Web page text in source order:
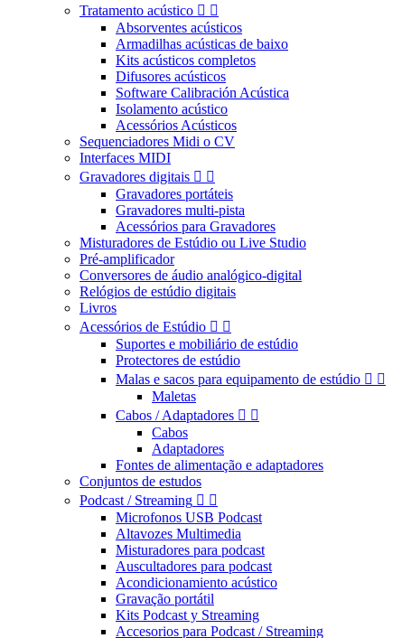
Tratamento acústico  
Absorventes acústicos
Armadilhas acústicas de baixo
Kits acústicos completos
Difusores acústicos
Software Calibración Acústica
Isolamento acústico
Acessórios Acústicos
Sequenciadores Midi o CV
Interfaces MIDI
Gravadores digitais  
Gravadores portáteis
Gravadores multi-pista
Acessórios para Gravadores
Misturadores de Estúdio ou Live Studio
Pré-amplificador
Conversores de áudio analógico-digital
Relógios de estúdio digitais
Livros
Acessórios de Estúdio  
Suportes e mobiliário de estúdio
Protectores de estúdio
Malas e sacos para equipamento de estúdio  
Maletas
Cabos / Adaptadores  
Cabos
Adaptadores
Fontes de alimentação e adaptadores
Conjuntos de estudos
Podcast / Streaming  
Microfonos USB Podcast
Altavozes Multimedia
Misturadores para podcast
Auscultadores para podcast
Acondicionamiento acústico
Gravação portátil
Kits Podcast y Streaming
Accesorios para Podcast / Streaming